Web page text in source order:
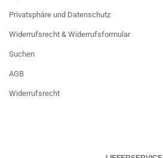
Privatsphäre und Datenschutz
Widerrufsrecht & Widerrufsformular
Suchen
AGB
Widerrufsrecht